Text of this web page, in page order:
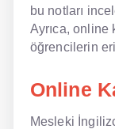
bu notları
Ayrıca, online
öğrencilerin
Online
Mesleki